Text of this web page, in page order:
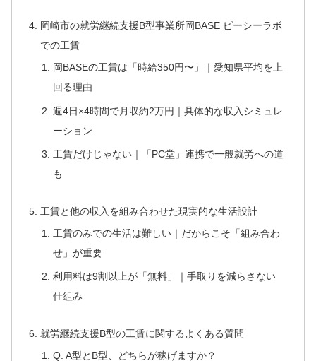
岡崎市の就労継続支援B型事業所岡BASE ピーシーラボ
での工賃
岡BASEの工賃は「時給350円〜」｜愛知県平均を上
回る理由
週4日×4時間で月収約2万円｜具体的な収入シミュレ
ーション
工賃だけじゃない｜「PC堂」連携で一般就労への道
も
工賃と他の収入を組み合わせた現実的な生活設計
工賃のみでの生活は難しい｜だからこそ「組み合わ
せ」が重要
利用料は9割以上が「無料」｜手取りを減らさない
仕組み
就労継続支援B型の工賃に関するよくある質問
Q. A型とB型、どちらが稼げますか？